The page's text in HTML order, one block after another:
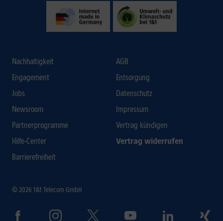
Nachhaltigkeit
Engagement
Jobs
Newsroom
Partnerprogramme
Hilfe-Center
Barrierefreiheit
AGB
Entsorgung
Datenschutz
Impressum
Vertrag kündigen
Vertrag widerrufen
© 2026 1&1 Telecom GmbH